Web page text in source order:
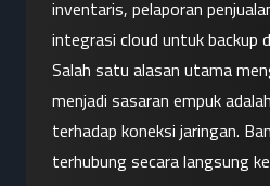
inventaris, pelaporan
integrasi cloud untuk backup
Salah satu alasan utama
menjadi sasaran empuk
terhadap koneksi jaringan.
terhubung secara langsung